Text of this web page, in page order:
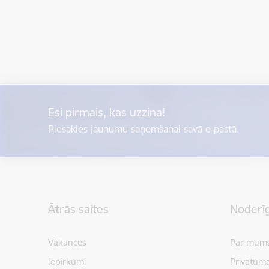
Esi pirmais, kas uzzina!
Piesakies jaunumu saņemšanai savā e-pastā.
Ātrās saites
Vakances
Iepirkumi
Par